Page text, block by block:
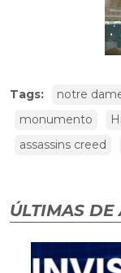
Tags: notre
monumento
assassins creed
ÚLTIMAS DE